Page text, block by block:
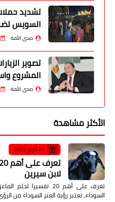
تشديد
السويس
صدى الأمة
تصوير
المشروع
صدى الأمة
الأكثر مشاهدة
21 أبريل 2022
لابن سيرين
تعرف على أهم 20
السوداء، تعتبر رؤية العنز السوداء من